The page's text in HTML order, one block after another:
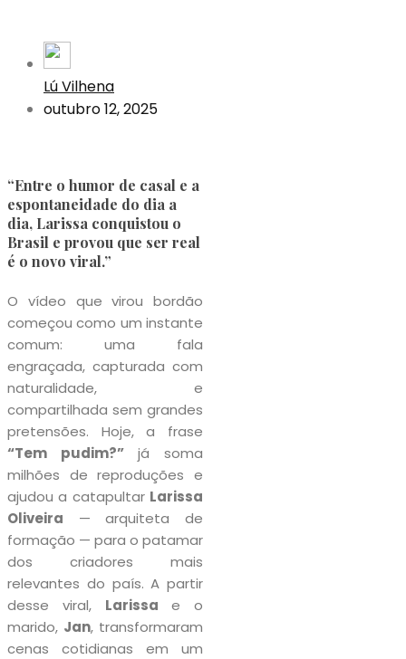
Lú Vilhena
outubro 12, 2025
“Entre o humor de casal e a
espontaneidade do dia a
dia, Larissa conquistou o
Brasil e provou que ser real
é o novo viral.”
O vídeo que virou bordão
começou como um instante
comum: uma fala
engraçada, capturada com
naturalidade, e
compartilhada sem grandes
pretensões. Hoje, a frase
“Tem pudim?”já soma
milhões de reproduções e
ajudou a catapultar Larissa
Oliveira — arquiteta de
formação — para o patamar
dos criadores mais
relevantes do país. A partir
desse viral, Larissa e o
marido, Jan, transformaram
cenas cotidianas em um